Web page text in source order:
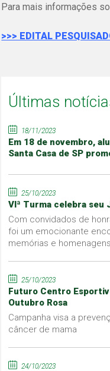
Para mais informações
>>> EDITAL
Últimas
18/11/2023
Em 18 de novembro,
Santa Casa de SP
25/10/2023
VIª Turma celebra seu
Com convidados de
foi um emocionante
memórias e homenagens
25/10/2023
Futuro Centro
Outubro Rosa
Campanha visa a
câncer de mama
24/10/2023